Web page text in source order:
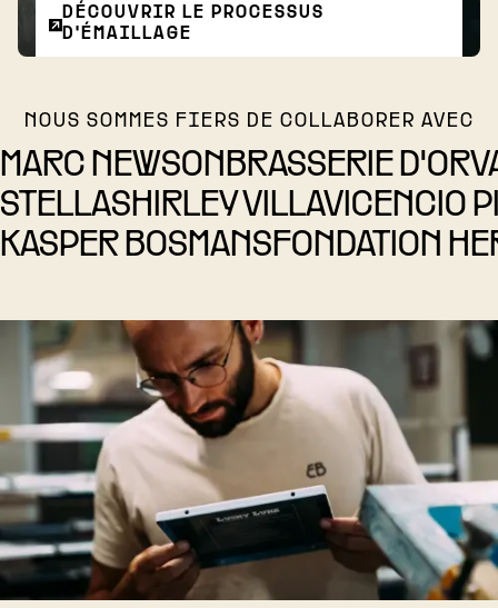
DÉCOUVRIR LE PROCESSUS
D'ÉMAILLAGE
NOUS SOMMES FIERS DE COLLABORER AVEC
MARC NEWSON BRASSERIE
STELLASHIRLEY VILLAVICENCIO
KASPER BOSMANSFONDATION